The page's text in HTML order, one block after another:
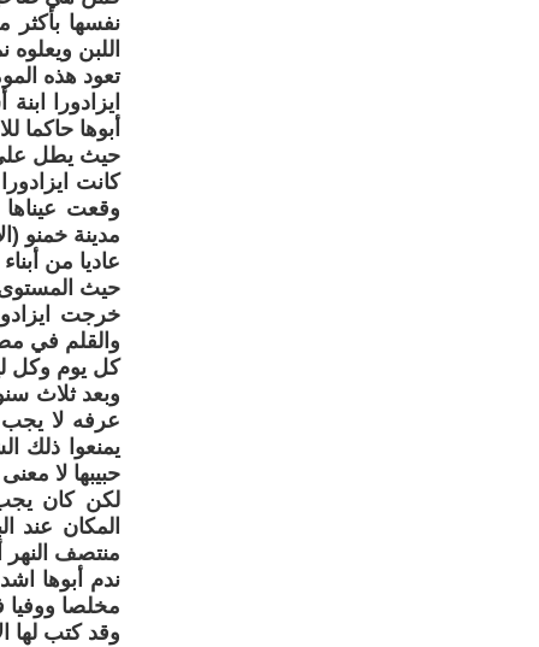
نفسها
اللبن
تعود هذه
ايزادورا
أبوها حاكما
حيث يطل على
وقعت
مدينة خمنو
عاديا من
حيث
خرجت
والقلم في
كل يوم وكل
وبعد ثلاث
عرفه لا يجب
يمنعوا ذلك
حبيبها لا
لكن كان
المكان عند
منتصف النهر
ندم أبوها
مخلصا
وقد كتب لها